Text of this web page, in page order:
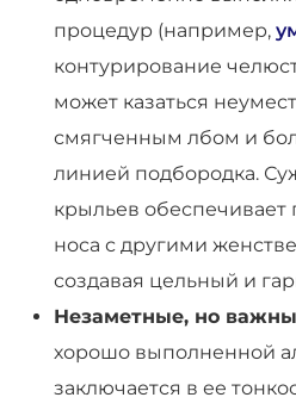
процедур (например,
контурирование
может казаться
смягченным лбом и
линией подбородка.
крыльев
носа с другими
создавая цельный и
Незаметные, но
хорошо выполненной
заключается в ее